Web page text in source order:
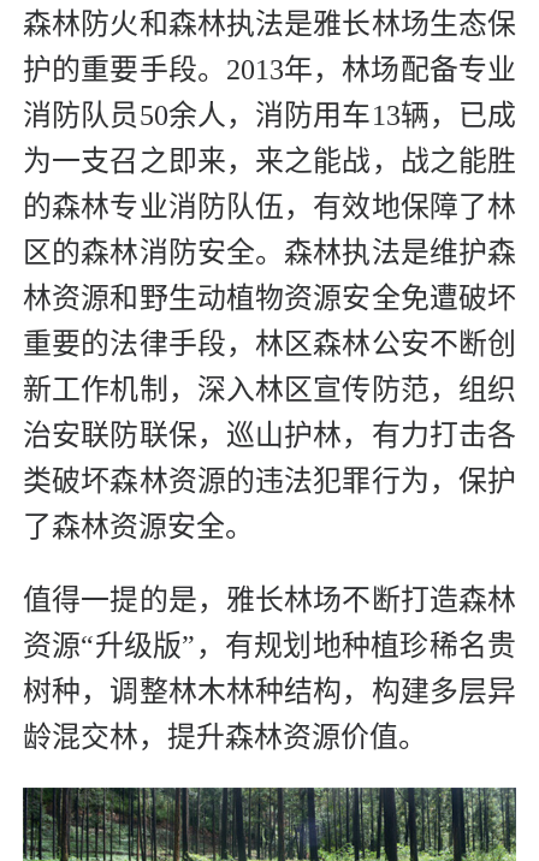
森林防火和森林执法是雅长林场生态保
护的重要手段。2013年，林场配备专业
消防队员50余人，消防用车13辆，已成
为一支召之即来，来之能战，战之能胜
的森林专业消防队伍，有效地保障了林
区的森林消防安全。森林执法是维护森
林资源和野生动植物资源安全免遭破坏
重要的法律手段，林区森林公安不断创
新工作机制，深入林区宣传防范，组织
治安联防联保，巡山护林，有力打击各
类破坏森林资源的违法犯罪行为，保护
了森林资源安全。
值得一提的是，雅长林场不断打造森林
资源“升级版”，有规划地种植珍稀名贵
树种，调整林木林种结构，构建多层异
龄混交林，提升森林资源价值。